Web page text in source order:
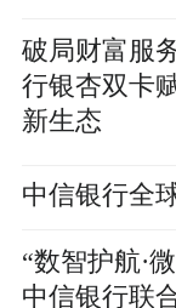
破局财富服
行银杏双卡
新生态
中信银行全
“数智护航·
中信银行联